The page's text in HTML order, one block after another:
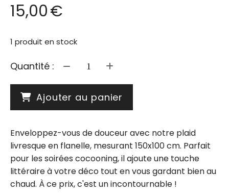
15,00€
1 produit en stock
Quantité :
Ajouter au panier
Enveloppez-vous de douceur avec notre plaid
livresque en flanelle, mesurant 150x100 cm. Parfait
pour les soirées cocooning, il ajoute une touche
littéraire à votre déco tout en vous gardant bien au
chaud. À ce prix, c'est un incontournable !